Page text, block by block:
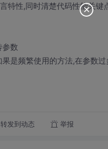
特性,同时清楚代码性能关键
数
是频繁使用的方法,在参数
转发到动态 举报